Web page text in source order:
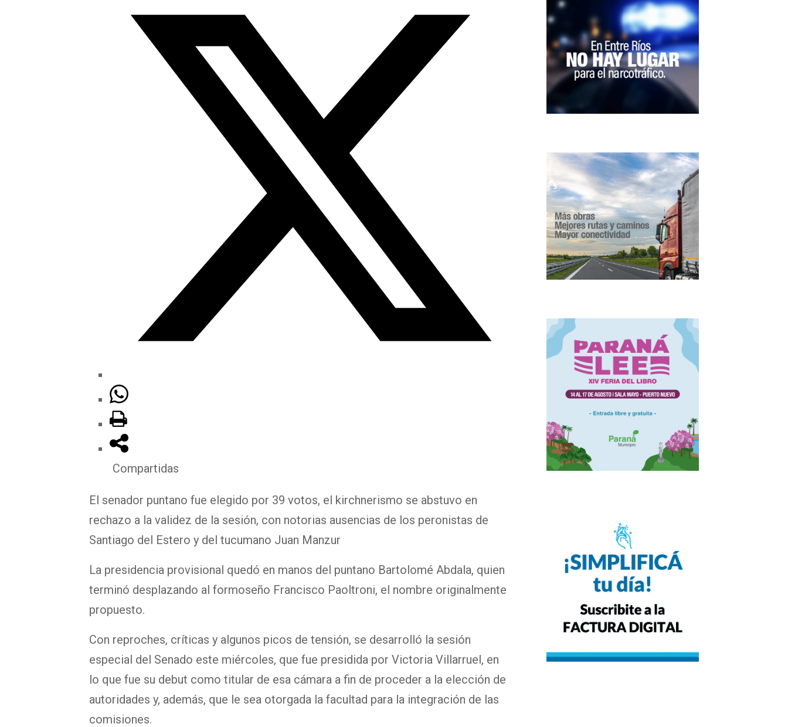
Compartidas
El senador puntano fue elegido por 39 votos, el kirchnerismo se abstuvo en
rechazo a la validez de la sesión, con notorias ausencias de los peronistas de
Santiago del Estero y del tucumano Juan Manzur
La presidencia provisional quedó en manos del puntano Bartolomé Abdala, quien
terminó desplazando al formoseño Francisco Paoltroni, el nombre originalmente
propuesto.
Con reproches, críticas y algunos picos de tensión, se desarrolló la sesión
especial del Senado este miércoles, que fue presidida por Victoria Villarruel, en
lo que fue su debut como titular de esa cámara a fin de proceder a la elección de
autoridades y, además, que le sea otorgada la facultad para la integración de las
comisiones.